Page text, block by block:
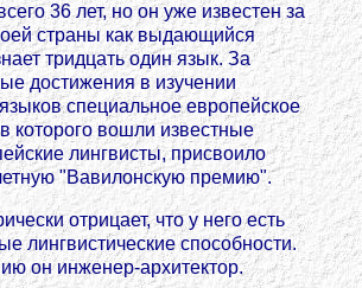
36 лет, но он уже известен за
страны как выдающийся
тридцать один язык. За
достижения в изучении
специальное европейское
которого вошли известные
лингвисты, присвоило
"Вавилонскую премию".
отрицает, что у него есть
лингвистические способности.
он инженер-архитектор.